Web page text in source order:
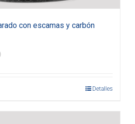
con escamas y carbón
Detalles